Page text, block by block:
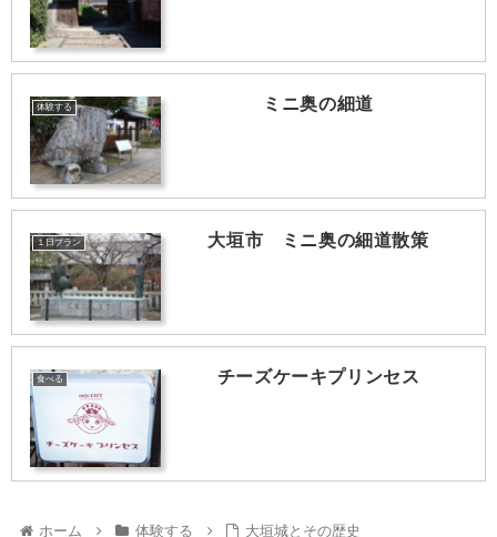
体験する ミニ奥の細道
１日プラン 大垣市 ミニ奥の細道散策
食べる チーズケーキプリンセス
ホーム 体験する 大垣城とその歴史